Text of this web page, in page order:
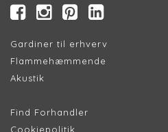
Gardiner til erhverv
Flammehæmmende
Akustik
Find Forhandler
Cookiepolitik